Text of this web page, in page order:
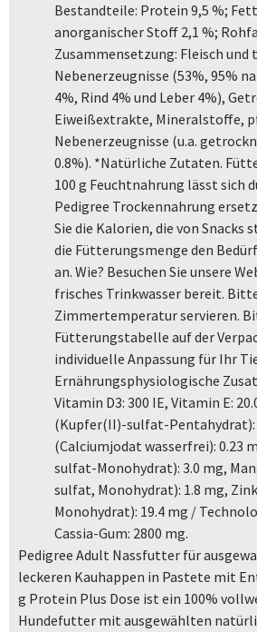
Bestandteile: Protein 9,5 %;
anorganischer Stoff 2,1 %;
Zusammensetzung: Fleisch und
Nebenerzeugnisse (53%, 95%
4%, Rind 4% und Leber 4%),
Eiweißextrakte, Mineralstoffe,
Nebenerzeugnisse (u.a.
0.8%). *Natürliche Zutaten.
100 g Feuchtnahrung lässt sich
Pedigree Trockennahrung
Sie die Kalorien, die von Snacks
die Fütterungsmenge den
an. Wie? Besuchen Sie unsere
frisches Trinkwasser bereit.
Zimmertemperatur servieren.
Fütterungstabelle auf der
individuelle Anpassung für Ihr
Ernährungsphysiologische
Vitamin D3: 300 IE, Vitamin E:
(Kupfer(II)-sulfat-Pentahydrat):
(Calciumjodat wasserfrei): 0.23
sulfat-Monohydrat): 3.0 mg,
sulfat, Monohydrat): 1.8 mg,
Monohydrat): 19.4 mg /
Cassia-Gum: 2800 mg.
Pedigree Adult Nassfutter für
leckeren Kauhappen in Pastete mit
g Protein Plus Dose ist ein 100%
Hundefutter mit ausgewählten